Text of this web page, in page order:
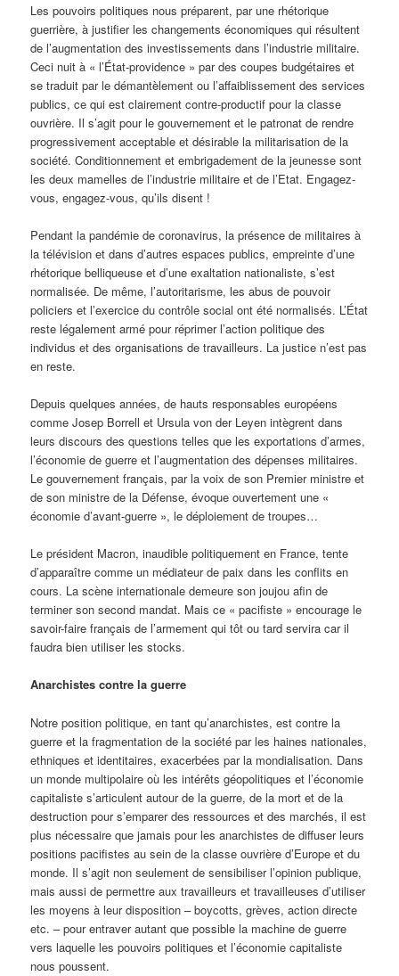
Les pouvoirs politiques nous préparent, par une rhétorique
guerrière, à justifier les changements économiques qui résultent
de l’augmentation des investissements dans l’industrie militaire.
Ceci nuit à « l’État-providence » par des coupes budgétaires et
se traduit par le démantèlement ou l’affaiblissement des services
publics, ce qui est clairement contre-productif pour la classe
ouvrière. Il s’agit pour le gouvernement et le patronat de rendre
progressivement acceptable et désirable la militarisation de la
société. Conditionnement et embrigadement de la jeunesse sont
les deux mamelles de l’industrie militaire et de l’Etat. Engagez-
vous, engagez-vous, qu’ils disent !
Pendant la pandémie de coronavirus, la présence de militaires à
la télévision et dans d’autres espaces publics, empreinte d’une
rhétorique belliqueuse et d’une exaltation nationaliste, s’est
normalisée. De même, l’autoritarisme, les abus de pouvoir
policiers et l’exercice du contrôle social ont été normalisés. L’État
reste légalement armé pour réprimer l’action politique des
individus et des organisations de travailleurs. La justice n’est pas
en reste.
Depuis quelques années, de hauts responsables européens
comme Josep Borrell et Ursula von der Leyen intègrent dans
leurs discours des questions telles que les exportations d’armes,
l’économie de guerre et l’augmentation des dépenses militaires.
Le gouvernement français, par la voix de son Premier ministre et
de son ministre de la Défense, évoque ouvertement une «
économie d’avant-guerre », le déploiement de troupes…
Le président Macron, inaudible politiquement en France, tente
d’apparaître comme un médiateur de paix dans les conflits en
cours. La scène internationale demeure son joujou afin de
terminer son second mandat. Mais ce « pacifiste » encourage le
savoir-faire français de l’armement qui tôt ou tard servira car il
faudra bien utiliser les stocks.
Anarchistes contre la guerre
Notre position politique, en tant qu’anarchistes, est contre la
guerre et la fragmentation de la société par les haines nationales,
ethniques et identitaires, exacerbées par la mondialisation. Dans
un monde multipolaire où les intérêts géopolitiques et l’économie
capitaliste s’articulent autour de la guerre, de la mort et de la
destruction pour s’emparer des ressources et des marchés, il est
plus nécessaire que jamais pour les anarchistes de diffuser leurs
positions pacifistes au sein de la classe ouvrière d’Europe et du
monde. Il s’agit non seulement de sensibiliser l’opinion publique,
mais aussi de permettre aux travailleurs et travailleuses d’utiliser
les moyens à leur disposition – boycotts, grèves, action directe
etc. – pour entraver autant que possible la machine de guerre
vers laquelle les pouvoirs politiques et l’économie capitaliste
nous poussent.